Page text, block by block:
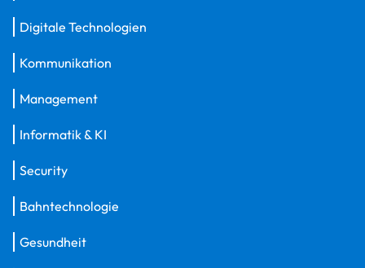
Digitale Technologien
Kommunikation
Management
Informatik & KI
Security
Bahntechnologie
Gesundheit